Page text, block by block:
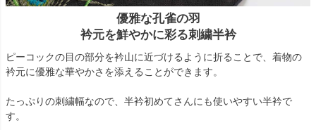
優雅な孔雀の羽
衿元を鮮やかに彩る刺繍半衿
ピーコックの目の部分を衿山に近づけるように折ることで、着物の
衿元に優雅な華やかさを添えることができます。
たっぷりの刺繍幅なので、半衿初めてさんにも使いやすい半衿で
す。